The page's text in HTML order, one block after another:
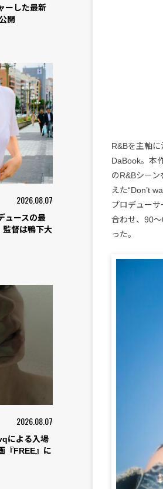
ーした最新
開
2026.08.07
ュースの最
督は鴨下大
2026.08.07
による入場
『FREE』に
R&Bを主軸
DaBook。本
のR&Bシー
えた“Don’t
プロデュー
合わせ、90
った。